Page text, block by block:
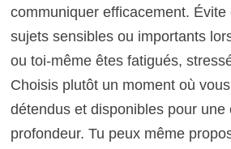
communiquer efficacement. Évite
sujets sensibles ou importants
ou toi-même êtes fatigués,
Choisis plutôt un moment où
détendus et disponibles pour une
profondeur. Tu peux même